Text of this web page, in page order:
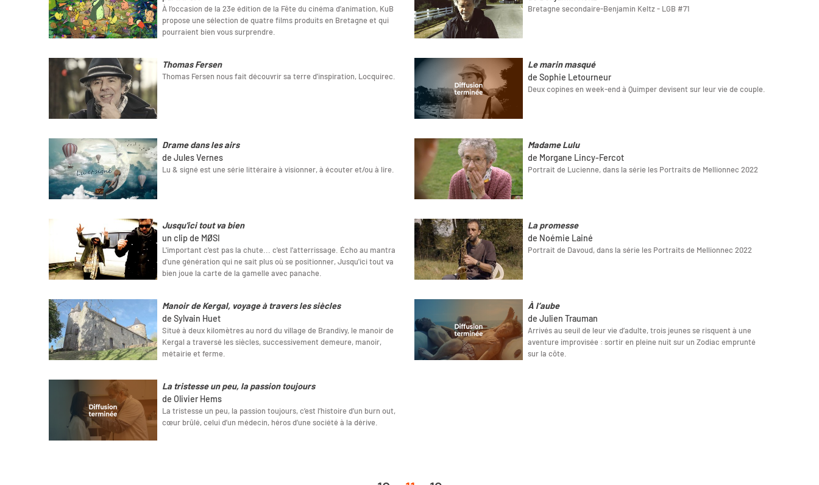
À l’occasion de la 23e édition de la Fête du cinéma d’animation, KuB
propose une sélection de quatre films produits en Bretagne et qui
pourraient bien vous surprendre.
Bretagne secondaire-Benjamin Keltz - LGB #71
Thomas Fersen
Thomas Fersen nous fait découvrir sa terre d'inspiration, Locquirec.
Le marin masqué
de Sophie Letourneur
Deux copines en week-end à Quimper devisent sur leur vie de couple.
Drame dans les airs
de Jules Vernes
Lu & signé est une série littéraire à visionner, à écouter et/ou à lire.
Madame Lulu
de Morgane Lincy-Fercot
Portrait de Lucienne, dans la série les Portraits de Mellionnec 2022
Jusqu'ici tout va bien
un clip de MØSI
L'important c'est pas la chute... c'est l'atterrissage. Écho au mantra
d'une génération qui ne sait plus où se positionner, Jusqu'ici tout va
bien joue la carte de la gamelle avec panache.
La promesse
de Noémie Lainé
Portrait de Davoud, dans la série les Portraits de Mellionnec 2022
Manoir de Kergal, voyage à travers les siècles
de Sylvain Huet
Situé à deux kilomètres au nord du village de Brandivy, le manoir de
Kergal a traversé les siècles, successivement demeure, manoir,
métairie et ferme.
À l’aube
de Julien Trauman
Arrivés au seuil de leur vie d’adulte, trois jeunes se risquent à une
aventure improvisée : sortir en pleine nuit sur un Zodiac emprunté
sur la côte.
La tristesse un peu, la passion toujours
de Olivier Hems
La tristesse un peu, la passion toujours, c’est l’histoire d’un burn out,
cœur brûlé, celui d’un médecin, héros d’une société à la dérive.